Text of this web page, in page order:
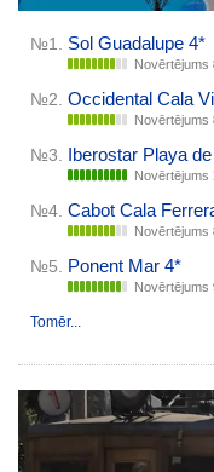
№1. Sol Guadalupe 4*
Novērtējums
№2. Occidental Cala
Novērtējums
№3. Iberostar Playa
Novērtējums
№4. Cabot Cala
Novērtējums
№5. Ponent Mar 4*
Novērtējums
Tomēr...